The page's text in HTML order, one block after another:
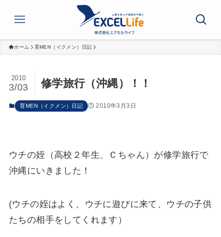
ホーム 育MEN（イクメン）日記
修学旅行（沖縄）！！
2010
3/03
育MEN（イクメン）日記 2010年3月3日
ウチの姪（高校２年生、Ｃちゃん）が修学旅行で
沖縄にいきました！
(ウチの姪はよく、ウチに遊びに来て、ウチの子供
たちの相手をしてくれます）